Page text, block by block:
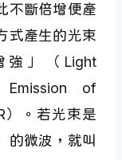
不斷倍增便產
式產生的光束
」（Light
Emission of
）。若光束是
的微波，就叫